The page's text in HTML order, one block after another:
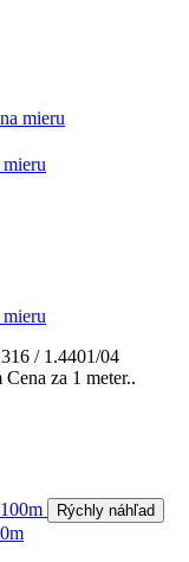
/ 1.4401/04
za 1 meter..
Rýchly náhľad